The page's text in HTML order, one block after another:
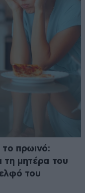
πρωινό:
τη μητέρα του
του